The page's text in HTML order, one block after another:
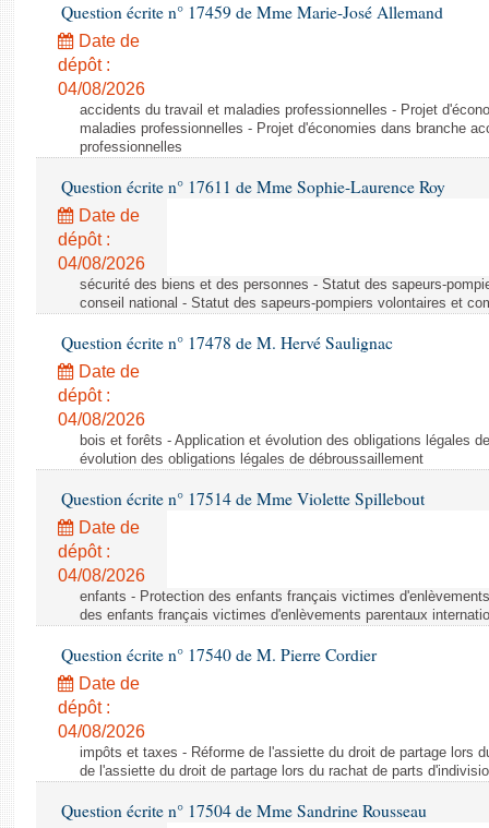
Budget et sécurité sociale
Questions écrites et orales
Comptes rendus des débats
Question écrite n° 17459 de Mme Marie-José Allemand
Date de
dépôt :
04/08/2026
accidents du travail et maladies professionnelles - Projet
maladies professionnelles - Projet d'économies dans branche
professionnelles
Question écrite n° 17611 de Mme Sophie-Laurence Roy
Date de
dépôt :
04/08/2026
sécurité des biens et des personnes - Statut des sapeurs-
conseil national - Statut des sapeurs-pompiers volontaires et
Question écrite n° 17478 de M. Hervé Saulignac
Date de
dépôt :
04/08/2026
bois et forêts - Application et évolution des obligations légales
évolution des obligations légales de débroussaillement
Question écrite n° 17514 de Mme Violette Spillebout
Date de
dépôt :
04/08/2026
enfants - Protection des enfants français victimes
des enfants français victimes d'enlèvements parentaux
Question écrite n° 17540 de M. Pierre Cordier
Date de
dépôt :
04/08/2026
impôts et taxes - Réforme de l'assiette du droit de partage lors
de l'assiette du droit de partage lors du rachat de parts
Question écrite n° 17504 de Mme Sandrine Rousseau